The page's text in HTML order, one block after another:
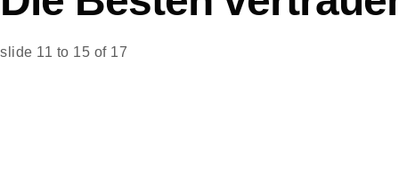
slide 12 to 16 of 17